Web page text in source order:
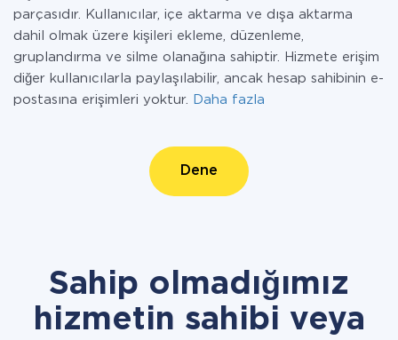
parçasıdır. Kullanıcılar, içe aktarma ve dışa aktarma
dahil olmak üzere kişileri ekleme, düzenleme,
gruplandırma ve silme olanağına sahiptir. Hizmete erişim
diğer kullanıcılarla paylaşılabilir, ancak hesap sahibinin e-
postasına erişimleri yoktur.
Daha fazla
Dene
Sahip olmadığımız
hizmetin sahibi veya